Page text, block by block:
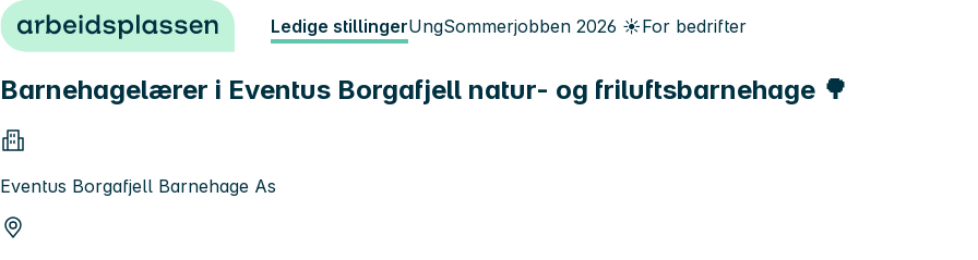
Hopp til innhold Ledige stillingerUngSommerjobben 2026 ☀️For bedrifter
Barnehagelærer i Eventus Borgafjell natur- og friluftsbarnehage 🌳
Eventus Borgafjell Barnehage As